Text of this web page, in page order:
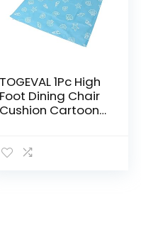
TOGEVAL 1Pc High
Foot Dining Chair
Cushion Cartoon
Cushions